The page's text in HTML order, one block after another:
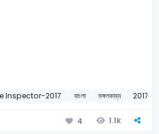
Inspector-2017 বাংলা মঙ্গলকাব্য 2017
4 1.1k